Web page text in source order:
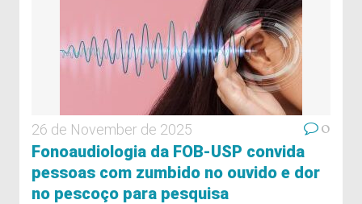
26 de November de 2025 0
Fonoaudiologia da FOB-USP convida
pessoas com zumbido no ouvido e dor
no pescoço para pesquisa